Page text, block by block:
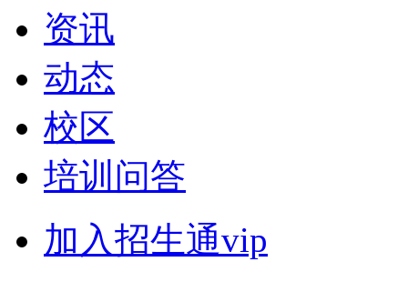
资讯
动态
校区
培训问答
加入招生通vip